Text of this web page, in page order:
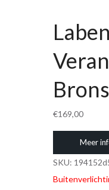
€169,00
Meer
SKU: